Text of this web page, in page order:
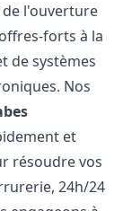
de l'ouverture
forts à la
de systèmes
Nos
et
résoudre vos
24h/24